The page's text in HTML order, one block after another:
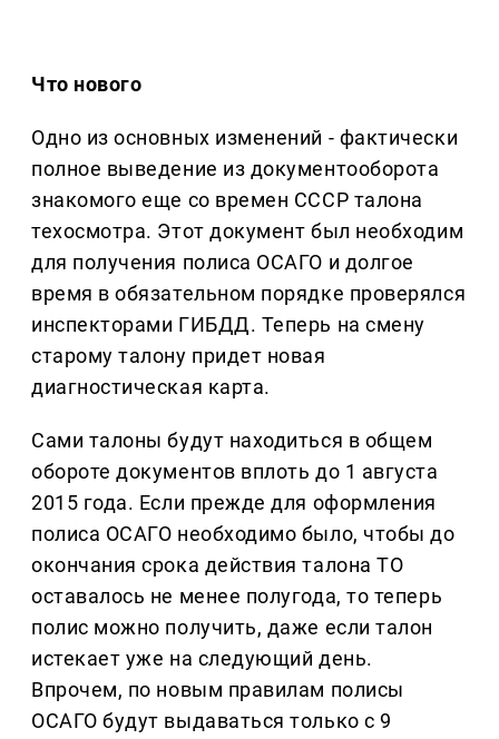
Что нового
Одно из основных изменений - фактически
полное выведение из документооборота
знакомого еще со времен СССР талона
техосмотра. Этот документ был необходим
для получения полиса ОСАГО и долгое
время в обязательном порядке проверялся
инспекторами ГИБДД. Теперь на смену
старому талону придет новая
диагностическая карта.
Сами талоны будут находиться в общем
обороте документов вплоть до 1 августа
2015 года. Если прежде для оформления
полиса ОСАГО необходимо было, чтобы до
окончания срока действия талона ТО
оставалось не менее полугода, то теперь
полис можно получить, даже если талон
истекает уже на следующий день.
Впрочем, по новым правилам полисы
ОСАГО будут выдаваться только с 9